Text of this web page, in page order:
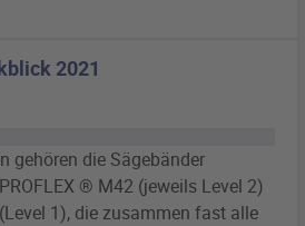
2021
gehören die Sägebänder
® M42 (jeweils Level 2)
1), die zusammen fast alle